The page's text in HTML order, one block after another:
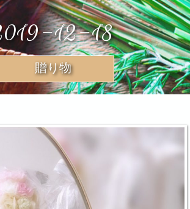
12-18
贈り物